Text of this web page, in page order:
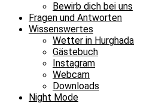
Bewirb dich bei uns
Fragen und Antworten
Wissenswertes
Wetter in Hurghada
Gästebuch
Instagram
Webcam
Downloads
Night Mode